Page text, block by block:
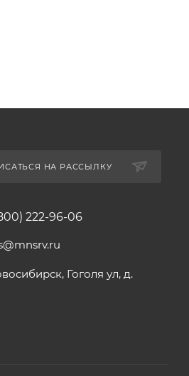
НА РАССЫЛКУ
222-96-06
Гоголя ул, д.